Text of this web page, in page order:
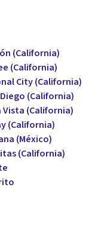
(California)
(California)
City (California)
(California)
Vista (California)
(California)
(México)
(California)